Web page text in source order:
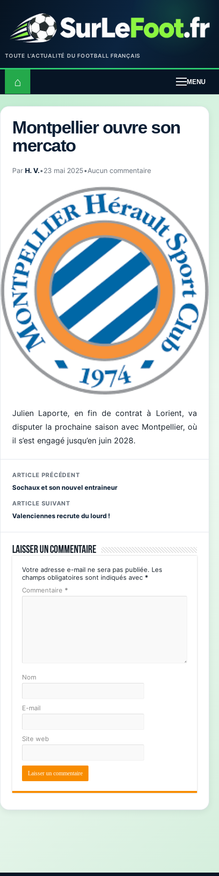
TOUTE L’ACTUALITÉ DU FOOTBALL FRANÇAIS
⌂ MENU
Montpellier ouvre son
mercato
Par H. V.•23 mai 2025•Aucun commentaire
Julien Laporte, en fin de contrat à Lorient, va
disputer la prochaine saison avec Montpellier, où
il s’est engagé jusqu’en juin 2028.
ARTICLE PRÉCÉDENT
Sochaux et son nouvel entraineur
ARTICLE SUIVANT
Valenciennes recrute du lourd !
Laisser un commentaire
Votre adresse e-mail ne sera pas publiée. Les
champs obligatoires sont indiqués avec *
Commentaire *
Nom
E-mail
Site web